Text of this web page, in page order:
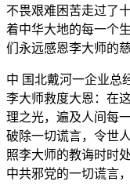
不畏艰难困苦走过了
着中华大地的每一个
们永远感恩李大师的
中 国北戴河一企业总
李大师救度大恩：在
理之光，遍及人间每
破除一切谎言，令世
照李大师的教诲时时
中共邪党的一切谎言